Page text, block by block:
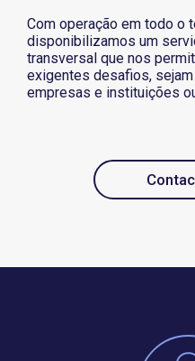
Com operação em todo o
disponibilizamos um
transversal que nos
exigentes desafios,
empresas e instituições